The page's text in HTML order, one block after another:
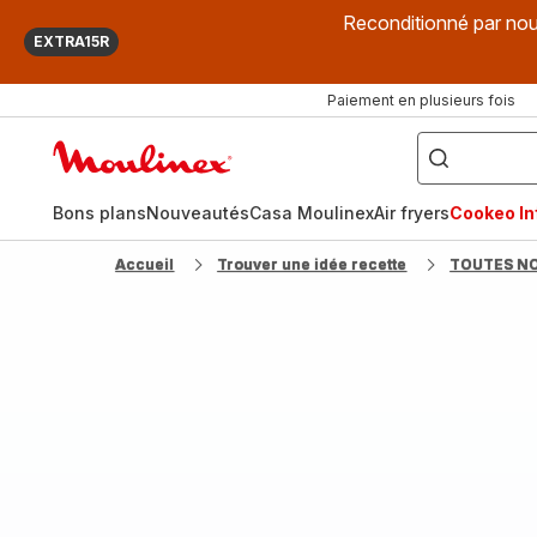
EXTRA15R
Reconditionné par
Paiement en plusieurs fois
["Que
recherchez-
vous
?",
fryer",
"Companion"]
Bons plansNouveautésCasa MoulinexAir fryersCookeo
Accueil Trouver une idée recette TOUTES